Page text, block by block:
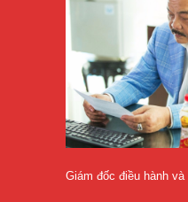
Giám đốc điều hành